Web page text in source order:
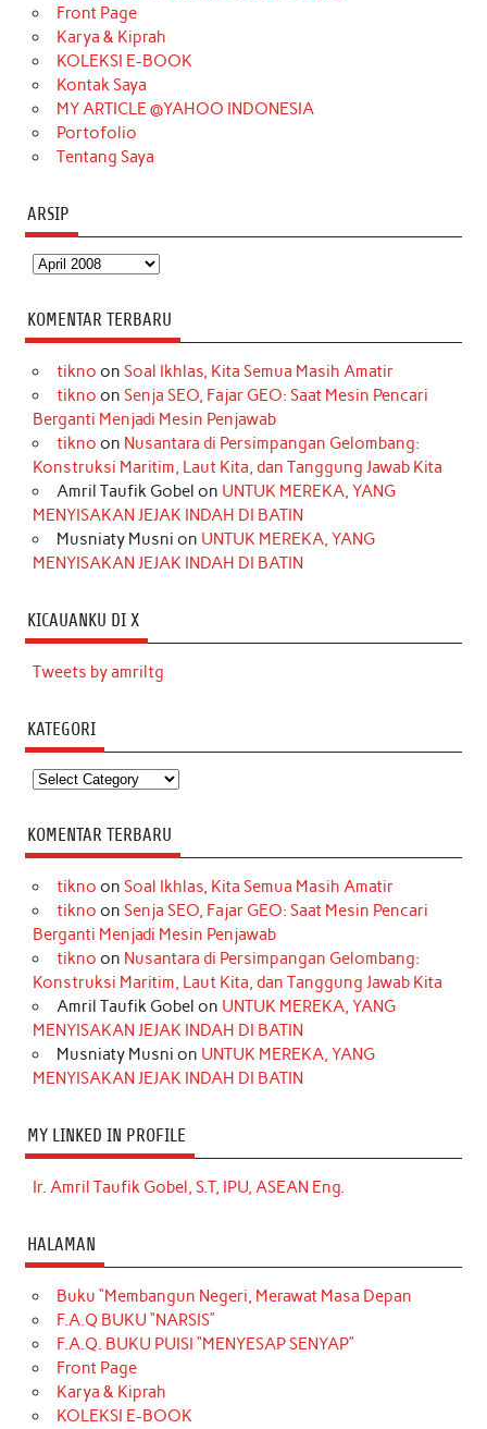
o
k
r
a
m
Front Page
Karya & Kiprah
KOLEKSI E-BOOK
Kontak Saya
MY ARTICLE @YAHOO INDONESIA
Portofolio
Tentang Saya
ARSIP
Arsip
KOMENTAR TERBARU
tikno on Soal Ikhlas, Kita Semua Masih Amatir
tikno on Senja SEO, Fajar GEO: Saat Mesin Pencari
Berganti Menjadi Mesin Penjawab
tikno on Nusantara di Persimpangan Gelombang:
Konstruksi Maritim, Laut Kita, dan Tanggung Jawab Kita
Amril Taufik Gobel on UNTUK MEREKA, YANG
MENYISAKAN JEJAK INDAH DI BATIN
Musniaty Musni on UNTUK MEREKA, YANG
MENYISAKAN JEJAK INDAH DI BATIN
KICAUANKU DI X
Tweets by amriltg
KATEGORI
Kategori
KOMENTAR TERBARU
tikno on Soal Ikhlas, Kita Semua Masih Amatir
tikno on Senja SEO, Fajar GEO: Saat Mesin Pencari
Berganti Menjadi Mesin Penjawab
tikno on Nusantara di Persimpangan Gelombang:
Konstruksi Maritim, Laut Kita, dan Tanggung Jawab Kita
Amril Taufik Gobel on UNTUK MEREKA, YANG
MENYISAKAN JEJAK INDAH DI BATIN
Musniaty Musni on UNTUK MEREKA, YANG
MENYISAKAN JEJAK INDAH DI BATIN
MY LINKED IN PROFILE
Ir. Amril Taufik Gobel, S.T, IPU, ASEAN Eng.
HALAMAN
Buku “Membangun Negeri, Merawat Masa Depan
F.A.Q BUKU “NARSIS”
F.A.Q. BUKU PUISI “MENYESAP SENYAP”
Front Page
Karya & Kiprah
KOLEKSI E-BOOK